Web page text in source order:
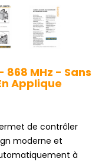
868 MHz - Sans
Applique
de contrôler
moderne et
à